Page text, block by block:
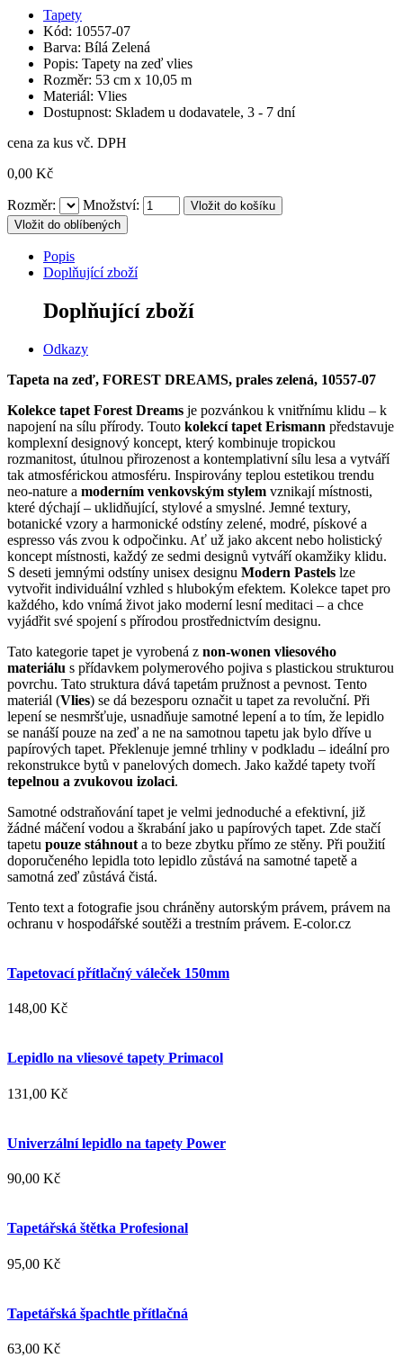
Tapety
Kód: 10557-07
Barva: Bílá Zelená
Popis: Tapety na zeď vlies
Rozměr: 53 cm x 10,05 m
Materiál: Vlies
Dostupnost: Skladem u dodavatele, 3 - 7 dní
cena za kus vč. DPH
0,00 Kč
Rozměr: Množství:
Vložit do oblíbených
Popis
Doplňující zboží
Doplňující zboží
Odkazy
Tapeta na zeď, FOREST DREAMS, prales zelená, 10557-07
Kolekce tapet Forest Dreams je pozvánkou k vnitřnímu klidu – k
napojení na sílu přírody. Touto kolekcí tapet Erismann představuje
komplexní designový koncept, který kombinuje tropickou
rozmanitost, útulnou přirozenost a kontemplativní sílu lesa a vytváří
tak atmosférickou atmosféru. Inspirovány teplou estetikou trendu
neo-nature a moderním venkovským stylem vznikají místnosti,
které dýchají – uklidňující, stylové a smyslné. Jemné textury,
botanické vzory a harmonické odstíny zelené, modré, pískové a
espresso vás zvou k odpočinku. Ať už jako akcent nebo holistický
koncept místnosti, každý ze sedmi designů vytváří okamžiky klidu.
S deseti jemnými odstíny unisex designu Modern Pastels lze
vytvořit individuální vzhled s hlubokým efektem. Kolekce tapet pro
každého, kdo vnímá život jako moderní lesní meditaci – a chce
vyjádřit své spojení s přírodou prostřednictvím designu.
Tato kategorie tapet je vyrobená z non-wonen vliesového
materiálu s přídavkem polymerového pojiva s plastickou strukturou
povrchu. Tato struktura dává tapetám pružnost a pevnost. Tento
materiál (Vlies) se dá bezesporu označit u tapet za revoluční. Při
lepení se nesmršťuje, usnadňuje samotné lepení a to tím, že lepidlo
se nanáší pouze na zeď a ne na samotnou tapetu jak bylo dříve u
papírových tapet. Překlenuje jemné trhliny v podkladu – ideální pro
rekonstrukce bytů v panelových domech. Jako každé tapety tvoří
tepelnou a zvukovou izolaci.
Samotné odstraňování tapet je velmi jednoduché a efektivní, již
žádné máčení vodou a škrabání jako u papírových tapet. Zde stačí
tapetu pouze stáhnout a to beze zbytku přímo ze stěny. Při použití
doporučeného lepidla toto lepidlo zůstává na samotné tapetě a
samotná zeď zůstává čistá.
Tento text a fotografie jsou chráněny autorským právem, právem na
ochranu v hospodářské soutěži a trestním právem. E-color.cz
Tapetovací přítlačný váleček 150mm
148,00 Kč
Lepidlo na vliesové tapety Primacol
131,00 Kč
Univerzální lepidlo na tapety Power
90,00 Kč
Tapetářská štětka Profesional
95,00 Kč
Tapetářská špachtle přítlačná
63,00 Kč